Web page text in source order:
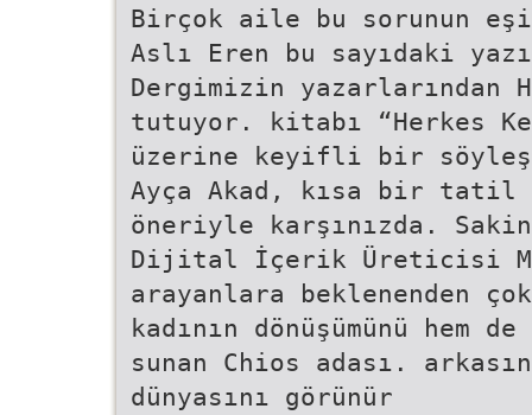
Birçok aile bu sorunun
Aslı Eren bu sayıdaki
Dergimizin
tutuyor. kitabı “Herkes
üzerine keyifli bir
Ayça Akad, kısa bir tatil
öneriyle karşınızda.
Dijital İçerik Üreticisi
arayanlara beklenenden
kadının dönüşümünü hem
sunan Chios adası.
dünyasını görünür